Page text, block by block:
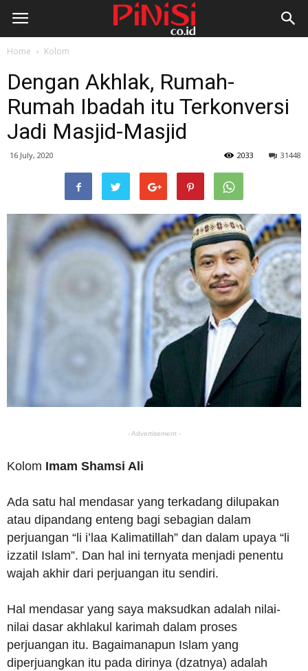
Home Kolom
Dengan Akhlak, Rumah-
Rumah Ibadah itu Terkonversi
Jadi Masjid-Masjid
16 July, 2020 31448
2033
- Advertisement -
Kolom Imam Shamsi Ali
Ada satu hal mendasar yang terkadang dilupakan
atau dipandang enteng bagi sebagian dalam
perjuangan “li i’laa Kalimatillah” dan dalam upaya “li
izzatil Islam”. Dan hal ini ternyata menjadi penentu
wajah akhir dari perjuangan itu sendiri.
Hal mendasar yang saya maksudkan adalah nilai-
nilai dasar akhlakul karimah dalam proses
perjuangan itu. Bagaimanapun Islam yang
diperjuangkan itu pada dirinya (dzatnya) adalah